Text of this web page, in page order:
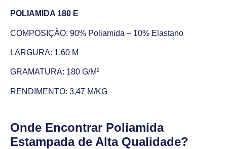
POLIAMIDA 180 E
COMPOSIÇÃO: 90% Poliamida – 10% Elastano
LARGURA: 1,60 M
GRAMATURA: 180 G/M²
RENDIMENTO: 3,47 M/KG
Onde Encontrar Poliamida
Estampada de Alta Qualidade?